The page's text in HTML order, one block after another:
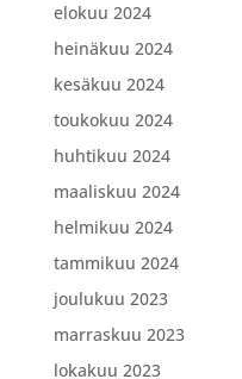
elokuu 2024
heinäkuu 2024
kesäkuu 2024
toukokuu 2024
huhtikuu 2024
maaliskuu 2024
helmikuu 2024
tammikuu 2024
joulukuu 2023
marraskuu 2023
lokakuu 2023